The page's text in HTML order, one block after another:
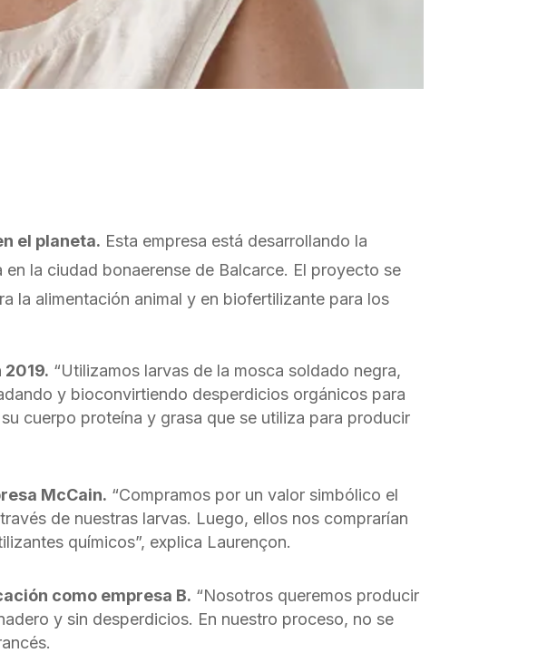
el planeta. Esta empresa está desarrollando la
la ciudad bonaerense de Balcarce. El proyecto se
la alimentación animal y en biofertilizante para los
“Utilizamos larvas de la mosca soldado negra,
y bioconvirtiendo desperdicios orgánicos para
cuerpo proteína y grasa que se utiliza para producir
McCain. “Compramos por un valor simbólico el
de nuestras larvas. Luego, ellos nos comprarían
químicos”, explica Laurençon.
como empresa B. “Nosotros queremos producir
y sin desperdicios. En nuestro proceso, no se